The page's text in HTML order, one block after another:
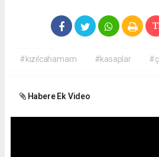
#kızılcahamam #kasaplar
Habere Ek Video